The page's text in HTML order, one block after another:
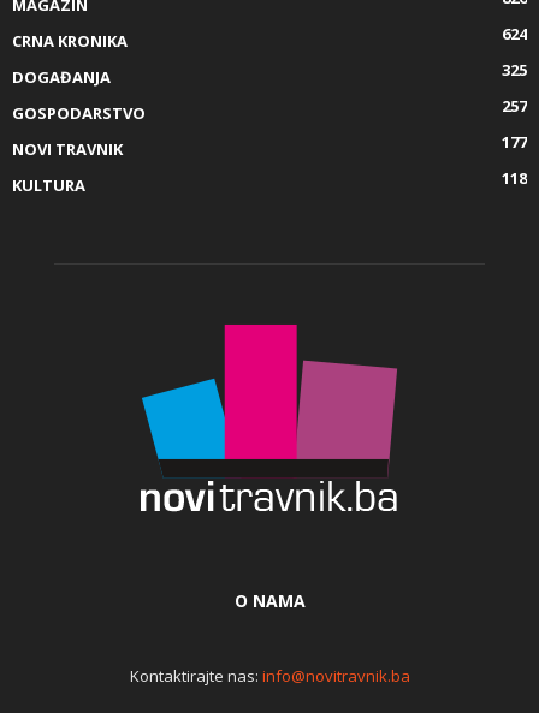
MAGAZIN
CRNA KRONIKA
624
DOGAĐANJA
325
GOSPODARSTVO
257
NOVI TRAVNIK
177
KULTURA
118
O NAMA
Kontaktirajte nas: info@novitravnik.ba